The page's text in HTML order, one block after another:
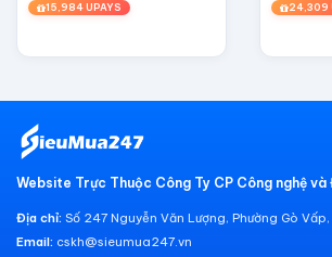
15,984 UPAYS 24,309
Website Trực Thuộc Công Ty CP Công nghệ và
Địa chỉ: Số 247 Nguyễn Văn Lượng, Phường Gò Vấp,
Email: cskh@sieumua247.vn